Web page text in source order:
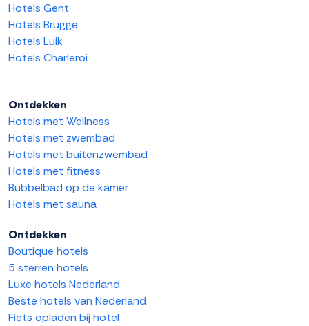
Hotels Gent
Hotels Brugge
Hotels Luik
Hotels Charleroi
Ontdekken
Hotels met Wellness
Hotels met zwembad
Hotels met buitenzwembad
Hotels met fitness
Bubbelbad op de kamer
Hotels met sauna
Ontdekken
Boutique hotels
5 sterren hotels
Luxe hotels Nederland
Beste hotels van Nederland
Fiets opladen bij hotel